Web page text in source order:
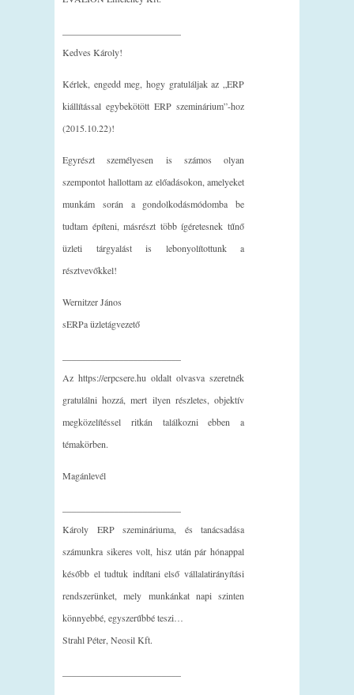
Kedves Károly!
Kérlek, engedd meg, hogy gratuláljak az „ERP
kiállítással egybekötött ERP szeminárium”-hoz
(2015.10.22)!
Egyrészt személyesen is számos olyan
szempontot hallottam az előadásokon, amelyeket
munkám során a gondolkodásmódomba be
tudtam építeni, másrészt több ígéretesnek tűnő
üzleti tárgyalást is lebonyolítottunk a
résztvevőkkel!
Wernitzer János
sERPa üzletágvezető
Az https://erpcsere.hu oldalt olvasva szeretnék
gratulálni hozzá, mert ilyen részletes, objektív
megközelítéssel ritkán találkozni ebben a
témakörben.
Magánlevél
Károly ERP szemináriuma, és tanácsadása
számunkra sikeres volt, hisz után pár hónappal
később el tudtuk indítani első vállalatirányítási
rendszerünket, mely munkánkat napi szinten
könnyebbé, egyszerűbbé teszi…
Strahl Péter, Neosil Kft.